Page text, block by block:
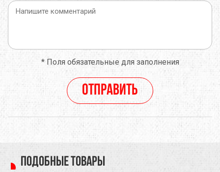
*Поля обязательные для заполнения
Отправить
Подобные товары